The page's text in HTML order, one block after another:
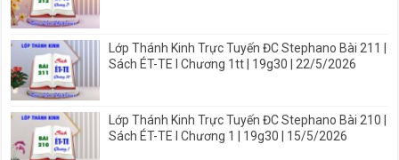
Lớp Thánh Kinh Trực Tuyến ĐC Stephano Bài 211 |
Sách ÉT-TE I Chương 1tt | 19g30 | 22/5/2026
Lớp Thánh Kinh Trực Tuyến ĐC Stephano Bài 210 |
Sách ÉT-TE I Chương 1 | 19g30 | 15/5/2026